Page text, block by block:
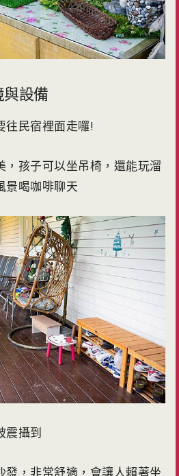
設備
往民宿裡面走囉!
，孩子可以坐吊椅，還能玩溜
景喝咖啡聊天
震攝到
發，非常舒適，會讓人賴著坐